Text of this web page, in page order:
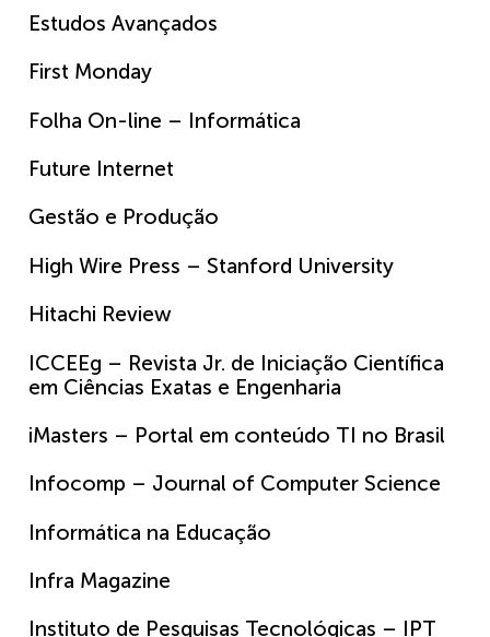
Estudos Avançados
First Monday
Folha On-line – Informática
Future Internet
Gestão e Produção
High Wire Press – Stanford University
Hitachi Review
ICCEEg – Revista Jr. de Iniciação Científica
em Ciências Exatas e Engenharia
iMasters – Portal em conteúdo TI no Brasil
Infocomp – Journal of Computer Science
Informática na Educação
Infra Magazine
Instituto de Pesquisas Tecnológicas – IPT